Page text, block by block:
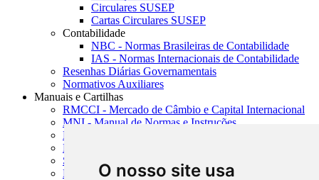
O nosso site usa
Circulares SUSEP
Cartas Circulares SUSEP
Contabilidade
NBC - Normas Brasileiras de Contabilidade
IAS - Normas Internacionais de Contabilidade
Resenhas Diárias Governamentais
Normativos Auxiliares
Manuais e Cartilhas
RMCCI - Mercado de Câmbio e Capital Internacional
MNI - Manual de Normas e Instruções
MTVM - Manual de Títulos e Valores Mobiliários
MCR - Manual de Crédito Rural
SISORF - Manual de Organização do SFN
MASUP - Manual de Supervisão Bancária